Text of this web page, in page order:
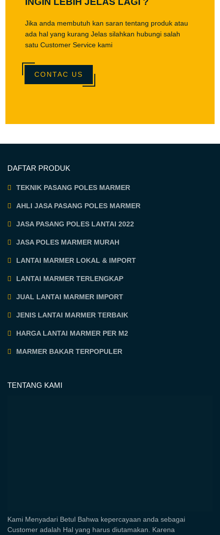
Jika anda membutuh kan saran tentang produk atau
ada hal yang kurang Jelas silahkan hubungi salah
satu Customer Service kami
CONTAC US
DAFTAR PRODUK
TEKNIK PASANG POLES MARMER
AHLI JASA PASANG POLES MARMER
JASA PASANG POLES LANTAI 2022
JASA POLES MARMER MURAH
LANTAI MARMER LOKAL & IMPORT
LANTAI MARMER TERLENGKAP
JUAL LANTAI MARMER IMPORT
JENIS LANTAI MARMER TERBAIK
HARGA LANTAI MARMER PER M2
MARMER BAKAR TERPOPULER
TENTANG KAMI
Kami Menyadari Betul Bahwa kepercayaan anda sebagai
Customer adalah Hal yang harus diutamakan. Karena